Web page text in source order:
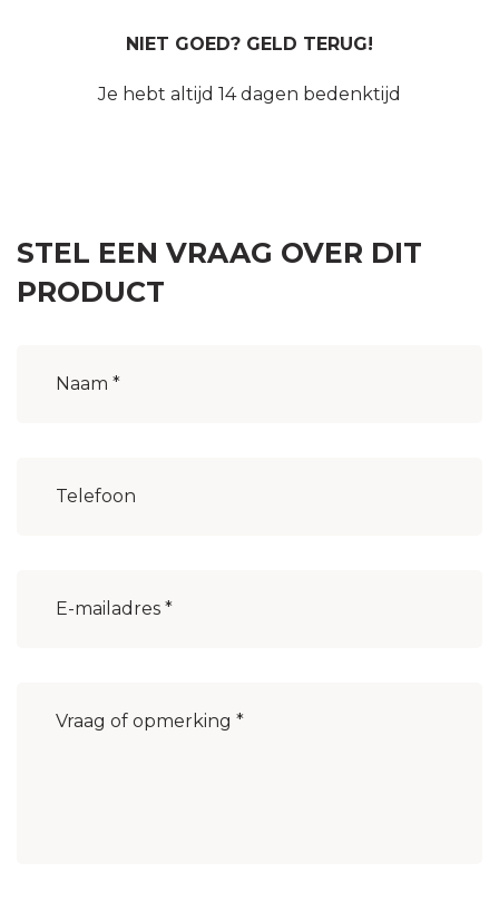
NIET GOED? GELD TERUG!
Je hebt altijd 14 dagen bedenktijd
STEL EEN VRAAG OVER DIT
PRODUCT
mailadres (Vereist)